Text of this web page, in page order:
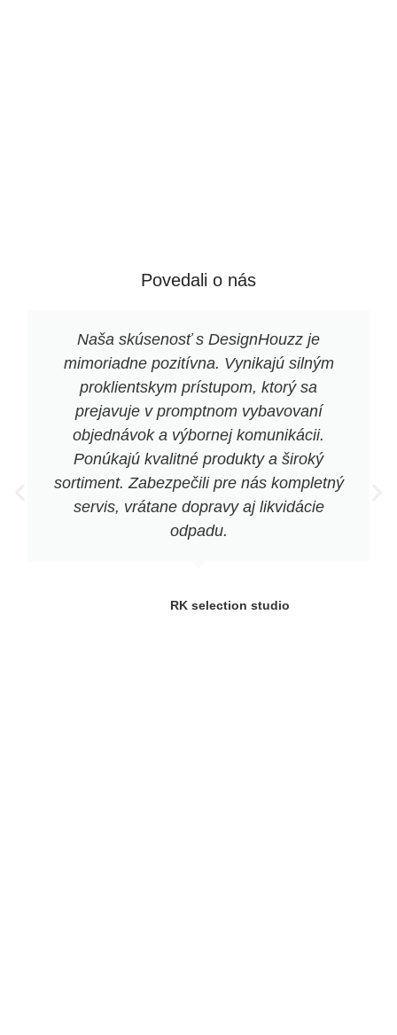
Povedali o nás
Naša skúsenosť s DesignHouzz je
mimoriadne pozitívna. Vynikajú silným
proklientskym prístupom, ktorý sa
prejavuje v promptnom vybavovaní
objednávok a výbornej komunikácii.
Ponúkajú kvalitné produkty a široký
sortiment. Zabezpečili pre nás kompletný
servis, vrátane dopravy aj likvidácie
odpadu.
RK selection studio